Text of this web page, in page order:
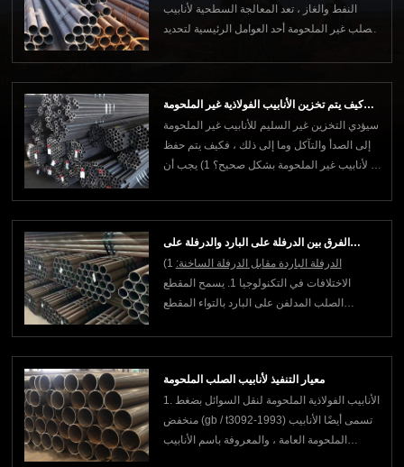
النفط والغاز ، تعد المعالجة السطحية لأنابيب
الصلب غير الملحومة أحد العوامل الرئيسية لتحديد
وجودة الطلاء وبيئة البناء. سوا
كيف يتم تخزين الأنابيب الفولاذية غير الملحومة
بشكل صحيح؟
سيؤدي التخزين غير السليم للأنابيب غير الملحومة
إلى الصدأ والتآكل وما إلى ذلك ، فكيف يتم حفظ
الأنابيب غير الملحومة بشكل صحيح؟ 1) يجب أن
في مكان نظيف وسهل الصرف ، بعيدًا عن
المصانع والمناجم التي ينتج عنها غازات أو أتربة
ضارة. يجب إزالة الأعشاب الضارة
الفرق بين الدرفلة على البارد والدرفلة على
الساخن
الدرفلة الباردة مقابل الدرفلة الساخنة:
1)
الاختلافات في التكنولوجيا 1. يسمح المقطع
الصلب المدلفن على البارد بالتواء المقطع
الموضعي.2. أسباب الإجهاد المتبقي لل
معيار التنفيذ لأنابيب الصلب الملحومة
1. الأنابيب الفولاذية الملحومة لنقل السوائل بضغط
منخفض (gb / t3092-1993) تسمى أيضًا الأنابيب
الملحومة العامة ، والمعروفة باسم الأنابيب